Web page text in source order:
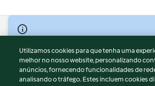
© Copyright 2026
Termos de Utilização
Aviso sobre Proteção de Dados
Aviso
Utilizamos cookies para que tenha uma
melhor no nosso website, personalizando
anúncios, fornecendo funcionalidades de
analisando o tráfego. Estes incluem cookies